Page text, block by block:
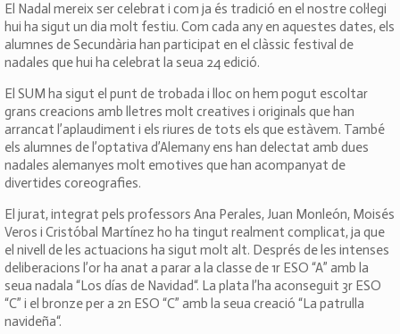
El Nadal mereix ser celebrat i com ja és tradició en el nostre col·legi
hui ha sigut un dia molt festiu. Com cada any en aquestes dates, els
alumnes de Secundària han participat en el clàssic festival de
nadales que hui ha celebrat la seua 24 edició.
El SUM ha sigut el punt de trobada i lloc on hem pogut escoltar
grans creacions amb lletres molt creatives i originals que han
arrancat l’aplaudiment i els riures de tots els que estàvem. També
els alumnes de l’optativa d’Alemany ens han delectat amb dues
nadales alemanyes molt emotives que han acompanyat de
divertides coreografies.
El jurat, integrat pels professors Ana Perales, Juan Monleón, Moisés
Veros i Cristóbal Martínez ho ha tingut realment complicat, ja que
el nivell de les actuacions ha sigut molt alt. Després de les intenses
deliberacions l’or ha anat a parar a la classe de 1r ESO “A” amb la
seua nadala “Los días de Navidad“. La plata l’ha aconseguit 3r ESO
“C” i el bronze per a 2n ESO “C” amb la seua creació “La patrulla
navideña“.